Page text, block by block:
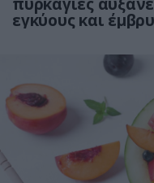
εγκύους και